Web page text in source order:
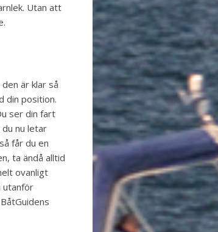
Utan att
är klar så
din position.
ser din fart
nu letar
får du en
ta ändå alltid
ovanligt
utanför